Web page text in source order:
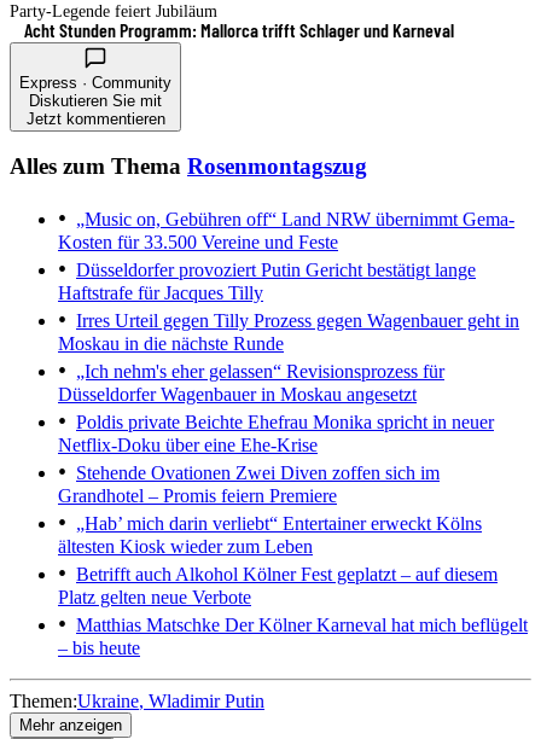
Party-Legende feiert Jubiläum
Acht Stunden Programm: Mallorca trifft Schlager und Karneval
Express · Community
Diskutieren Sie mit
Jetzt kommentieren
Alles zum Thema Rosenmontagszug
„Music on, Gebühren off“ Land NRW übernimmt Gema-
Kosten für 33.500 Vereine und Feste
Düsseldorfer provoziert Putin Gericht bestätigt lange
Haftstrafe für Jacques Tilly
Irres Urteil gegen Tilly Prozess gegen Wagenbauer geht in
Moskau in die nächste Runde
„Ich nehm's eher gelassen“ Revisionsprozess für
Düsseldorfer Wagenbauer in Moskau angesetzt
Poldis private Beichte Ehefrau Monika spricht in neuer
Netflix-Doku über eine Ehe-Krise
Stehende Ovationen Zwei Diven zoffen sich im
Grandhotel – Promis feiern Premiere
„Hab’ mich darin verliebt“ Entertainer erweckt Kölns
ältesten Kiosk wieder zum Leben
Betrifft auch Alkohol Kölner Fest geplatzt – auf diesem
Platz gelten neue Verbote
Matthias Matschke Der Kölner Karneval hat mich beflügelt
– bis heute
Themen:Ukraine Wladimir Putin
Mehr anzeigen